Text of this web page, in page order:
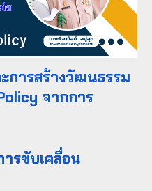
การสร้างวัฒนธรรม
จากการ
รขับเคลื่อน